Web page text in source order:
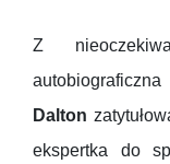
Z
Dalton
ekspertka do